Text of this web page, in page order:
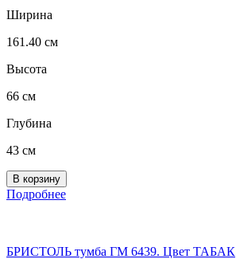
Ширина
161.40 см
Высота
66 см
Глубина
43 см
Подробнее
БРИСТОЛЬ тумба ГМ 6439. Цвет ТАБАК